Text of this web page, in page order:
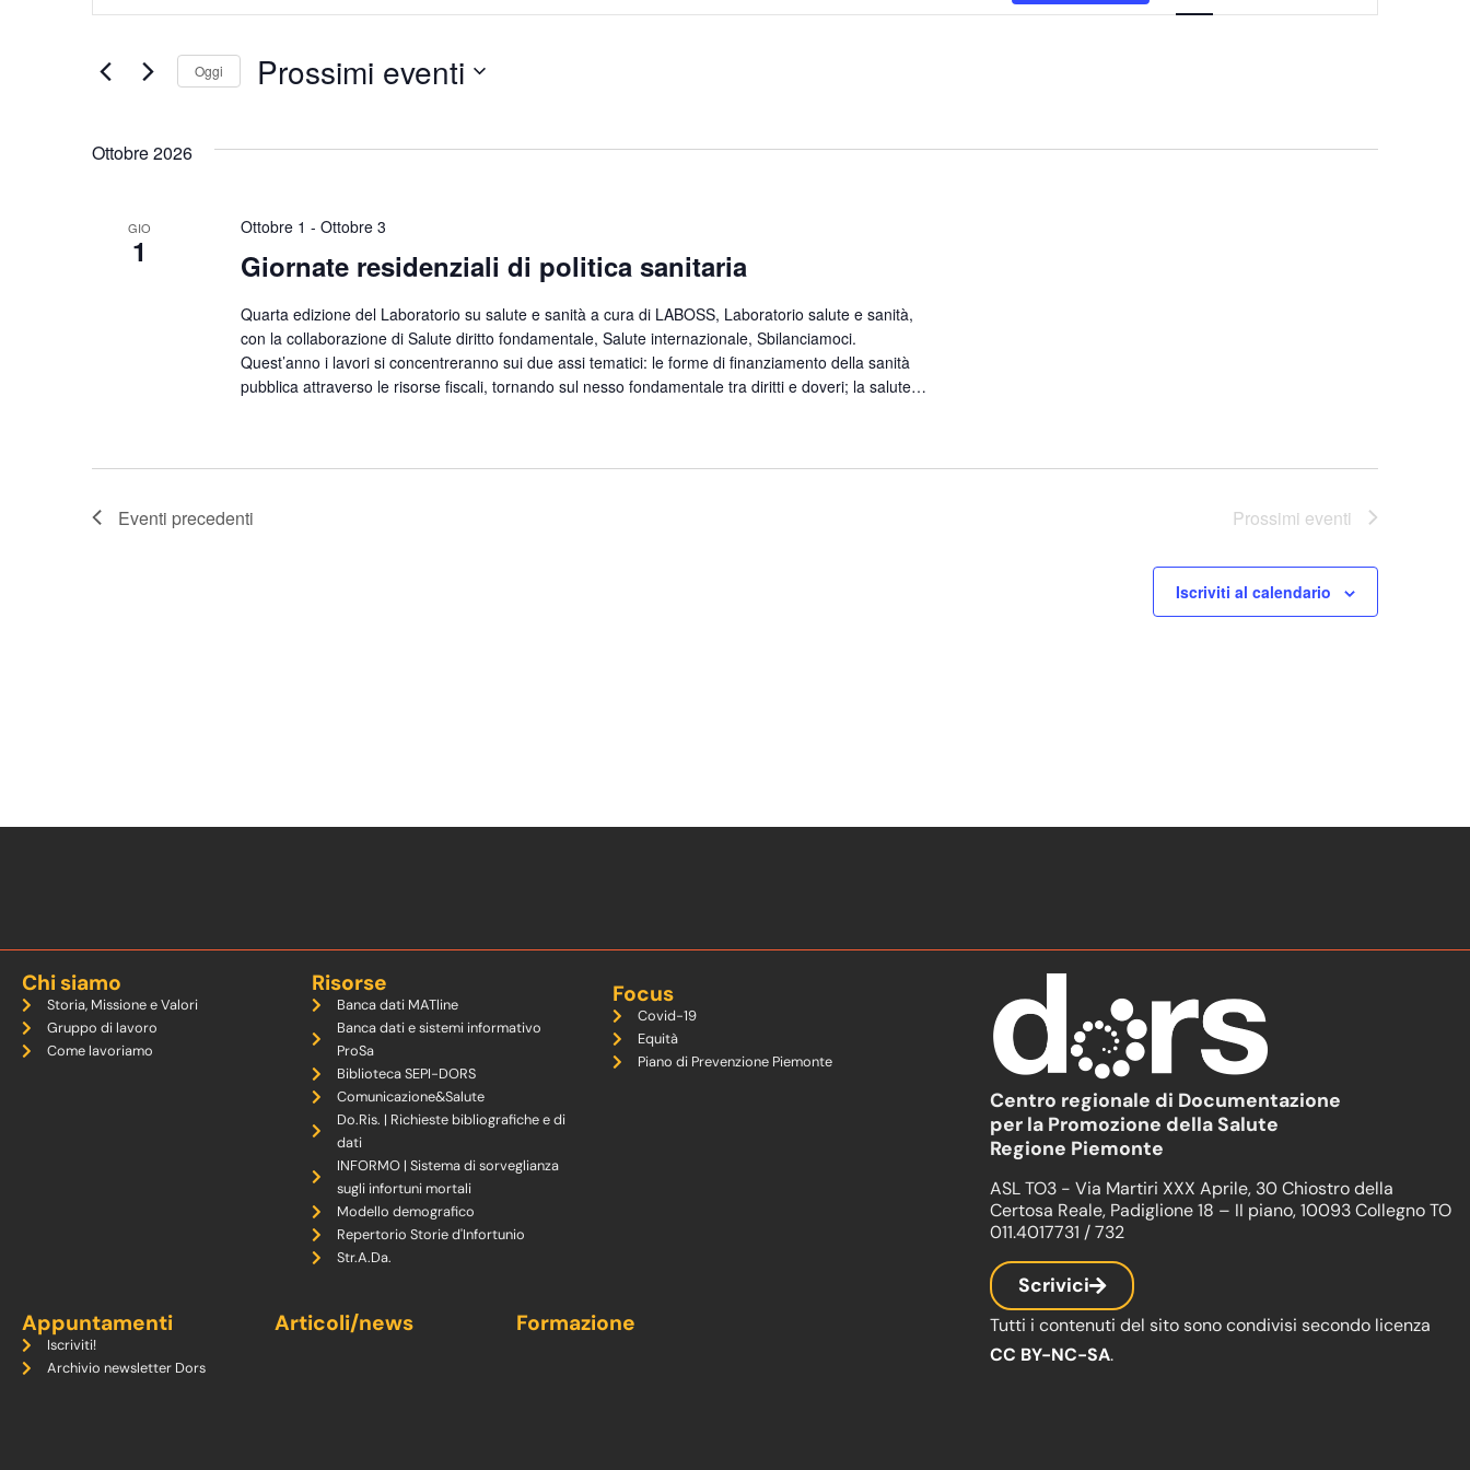
viste
Cerca
Parola
Viste
Oggi Prossimi eventi
Ottobre 2026
GIO
1 Giornate residenziali di politica sanitaria
Ottobre 1 - Ottobre 3
Quarta edizione del Laboratorio su salute e sanità a cura di LABOSS, Laboratorio salute e sanità,
con la collaborazione di Salute diritto fondamentale, Salute internazionale, Sbilanciamoci.
Quest’anno i lavori si concentreranno sui due assi tematici: le forme di finanziamento della sanità
pubblica attraverso le risorse fiscali, tornando sul nesso fondamentale tra diritti e doveri; la salute…
Eventi precedenti Prossimi eventi
Iscriviti al calendario
Chi siamo
Storia, Missione e Valori
Gruppo di lavoro
Come lavoriamo
Risorse
Banca dati MATline
Banca dati e sistemi informativo
ProSa
Biblioteca SEPI-DORS
Comunicazione&Salute
Do.Ris. | Richieste bibliografiche e di
dati
INFORMO | Sistema di sorveglianza
sugli infortuni mortali
Modello demografico
Repertorio Storie d'Infortunio
Str.A.Da.
Focus
Covid-19
Equità
Piano di Prevenzione Piemonte
Appuntamenti
Iscriviti!
Archivio newsletter Dors
Articoli/news Formazione
Centro regionale di Documentazione
per la Promozione della Salute
Regione Piemonte
ASL TO3 - Via Martiri XXX Aprile, 30 Chiostro della
Certosa Reale, Padiglione 18 – II piano, 10093 Collegno TO
011.4017731 / 732
Scrivici
Tutti i contenuti del sito sono condivisi secondo licenza
CC BY-NC-SA.